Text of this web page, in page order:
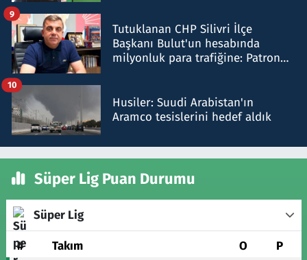
Tutuklanan CHP Silivri İlçe
Başkanı Bulut'un hesabında
milyonluk para trafiğine: Patron
9
Husiler: Suudi Arabistan'ın
Aramco tesislerini hedef aldık
10
Süper Lig Puan Durumu
Süper Lig
# Takım O P